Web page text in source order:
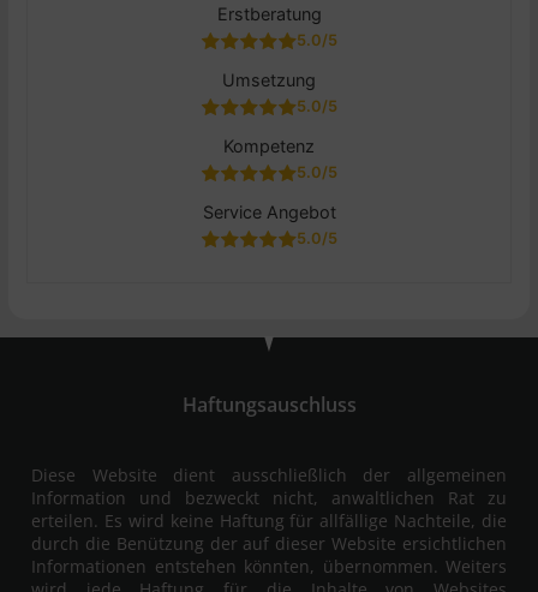
Erstberatung
5.0/5
Umsetzung
5.0/5
Kompetenz
5.0/5
Service Angebot
5.0/5
Haftungsauschluss
Diese Website dient ausschließlich der allgemeinen
Information und bezweckt nicht, anwaltlichen Rat zu
erteilen. Es wird keine Haftung für allfällige Nachteile, die
durch die Benützung der auf dieser Website ersichtlichen
Informationen entstehen könnten, übernommen. Weiters